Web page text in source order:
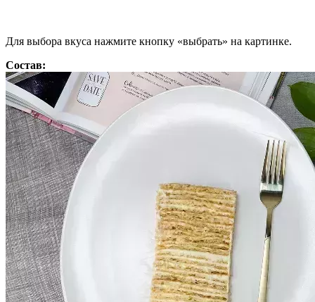
Для выбора вкуса нажмите кнопку «выбрать» на картинке.
Состав: